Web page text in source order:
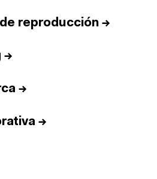
reproducción →
→
→
→